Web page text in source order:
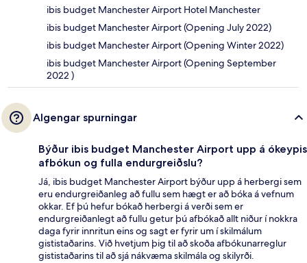
ibis budget Manchester Airport Hotel Manchester
ibis budget Manchester Airport (Opening July 2022)
ibis budget Manchester Airport (Opening Winter 2022)
ibis budget Manchester Airport (Opening September
2022 )
Algengar spurningar
Býður ibis budget Manchester Airport upp á ókeypis
afbókun og fulla endurgreiðslu?
Já, ibis budget Manchester Airport býður upp á herbergi sem
eru endurgreiðanleg að fullu sem hægt er að bóka á vefnum
okkar. Ef þú hefur bókað herbergi á verði sem er
endurgreiðanlegt að fullu getur þú afbókað allt niður í nokkra
daga fyrir innritun eins og sagt er fyrir um í skilmálum
gististaðarins. Við hvetjum þig til að skoða afbókunarreglur
gististaðarins til að sjá nákvæma skilmála og skilyrði.